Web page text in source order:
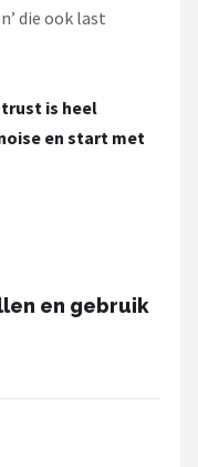
die ook last
is heel
en start met
en gebruik